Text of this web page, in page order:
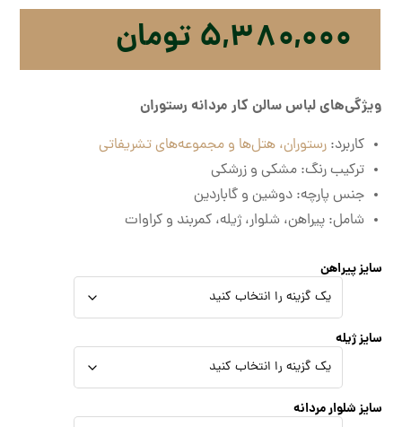
۵,۳۸۰,۰۰۰ تومان
ویژگی‌های لباس سالن کار مردانه رستوران
کاربرد: رستوران، هتل‌ها و مجموعه‌های تشریفاتی
ترکیب رنگ: مشکی و زرشکی
جنس پارچه: دوشین و گاباردین
شامل: پیراهن، شلوار، ژیله، کمربند و کراوات
سایز پیراهن
سایز ژیله
سایز شلوار مردانه